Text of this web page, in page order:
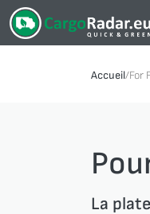
Accueil/For
La